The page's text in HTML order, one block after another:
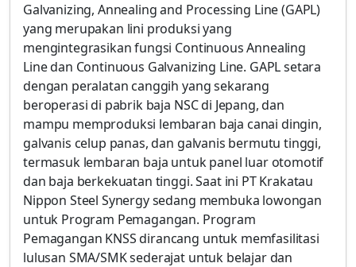
Galvanizing, Annealing and Processing Line (GAPL)
yang merupakan lini produksi yang
mengintegrasikan fungsi Continuous Annealing
Line dan Continuous Galvanizing Line. GAPL setara
dengan peralatan canggih yang sekarang
beroperasi di pabrik baja NSC di Jepang, dan
mampu memproduksi lembaran baja canai dingin,
galvanis celup panas, dan galvanis bermutu tinggi,
termasuk lembaran baja untuk panel luar otomotif
dan baja berkekuatan tinggi. Saat ini PT Krakatau
Nippon Steel Synergy sedang membuka lowongan
untuk Program Pemagangan. Program
Pemagangan KNSS dirancang untuk memfasilitasi
lulusan SMA/SMK sederajat untuk belajar dan